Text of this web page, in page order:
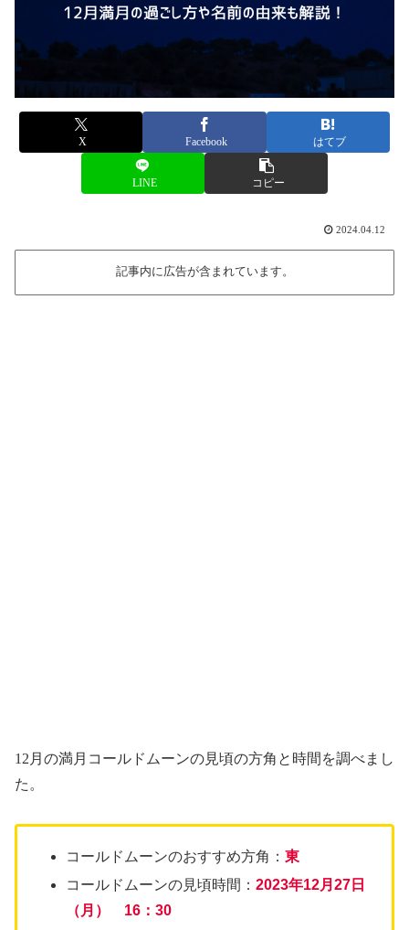
X Facebook はてブ
LINE コピー
2024.04.12
記事内に広告が含まれています。
12月の満月コールドムーンの見頃の方角と時間を調べまし
た。
コールドムーンのおすすめ方角：東
コールドムーンの見頃時間：2023年12月27日
（月） 16：30